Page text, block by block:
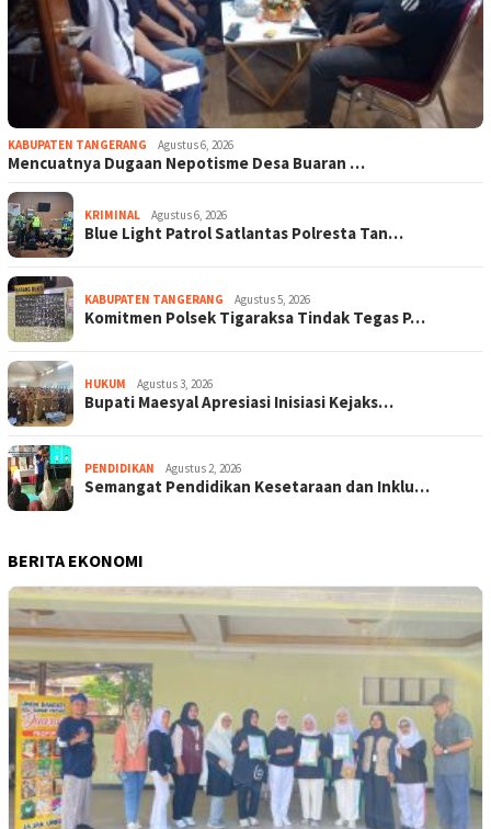
KABUPATEN TANGERANG Agustus 6, 2026
Mencuatnya Dugaan Nepotisme Desa Buaran …
KRIMINAL Agustus 6, 2026
Blue Light Patrol Satlantas Polresta Tan…
KABUPATEN TANGERANG Agustus 5, 2026
Komitmen Polsek Tigaraksa Tindak Tegas P…
HUKUM Agustus 3, 2026
Bupati Maesyal Apresiasi Inisiasi Kejaks…
PENDIDIKAN Agustus 2, 2026
Semangat Pendidikan Kesetaraan dan Inklu…
BERITA EKONOMI